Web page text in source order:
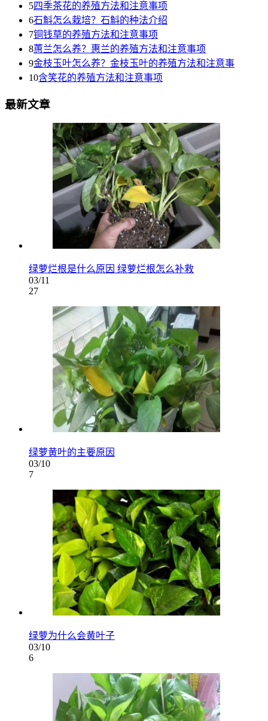
5四季茶花的养殖方法和注意事项
6石斛怎么栽培？石斛的种法介绍
7铜钱草的养殖方法和注意事项
8蕙兰怎么养？惠兰的养殖方法和注意事项
9金枝玉叶怎么养？金枝玉叶的养殖方法和注意事
10含笑花的养殖方法和注意事项
最新文章
绿萝烂根是什么原因 绿萝烂根怎么补救
03/11
27
绿萝黄叶的主要原因
03/10
7
绿萝为什么会黄叶子
03/10
6